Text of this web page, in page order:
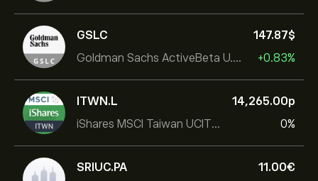
GSLC
Goldman Sachs ActiveBeta U.S. Large Cap Equity ETF
147.87‎$‎
+0.83%
ITWN.L
iShares MSCI Taiwan UCITS ETF
14,265.00‎p‎
0%
SRIUC.PA
11.00‎€‎